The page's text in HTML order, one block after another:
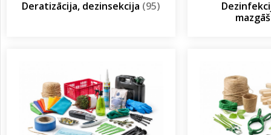
Deratizācija, dezinsekcija (95)